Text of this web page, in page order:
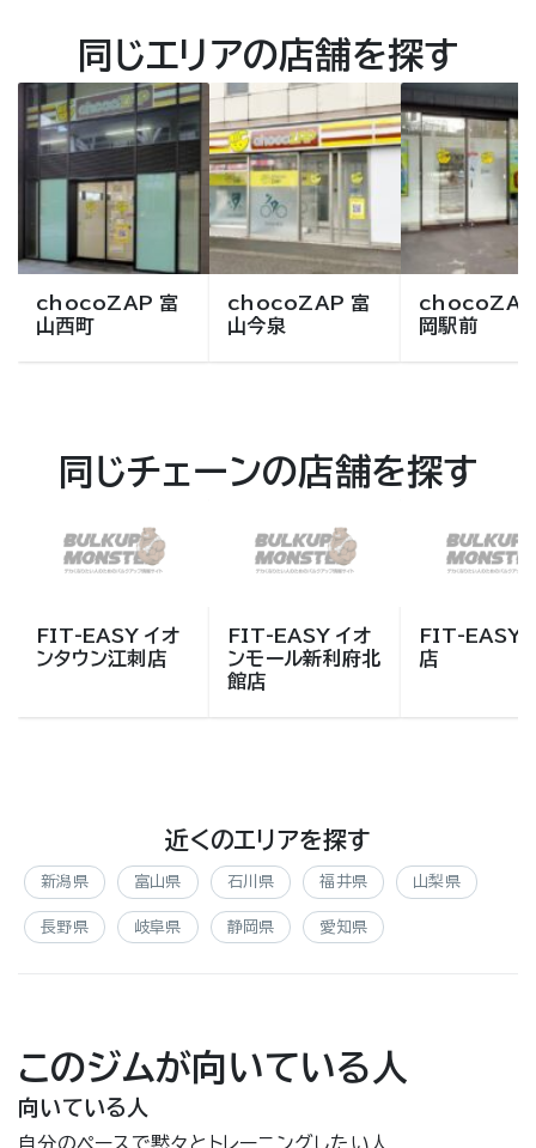
同じエリアの店舗を探す
chocoZAP 富
山西町
chocoZAP 富
山今泉
chocoZAP
岡駅前
同じチェーンの店舗を探す
FIT-EASY イオ
ンタウン江刺店
FIT-EASY イオ
ンモール新利府北
館店
FIT-EASY
店
近くのエリアを探す
新潟県 富山県 石川県 福井県 山梨県
長野県 岐阜県 静岡県 愛知県
このジムが向いている人
向いている人
自分のペースで黙々とトレーニングしたい人